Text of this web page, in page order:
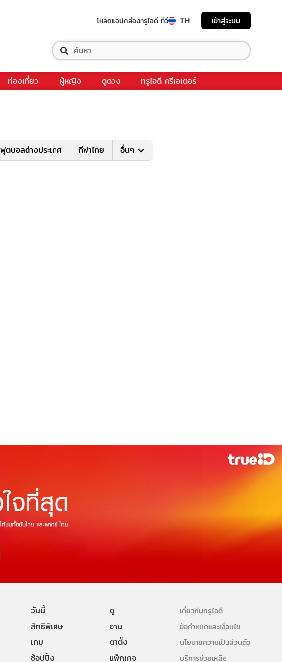
โหลดแอปกล่องทรูไอดี ทีวี TH เข้าสู่ระบบ
ท่องเที่ยว ผู้หญิง ดูดวง ทรูไอดี ครีเอเตอร์
ฟุตบอลต่างประเทศ กีฬาไทย อื่นๆ
วันนี้
ดู
สิทธิพิเศษ
อ่าน
เกม
ตาตั้ง
ช้อปปิ้ง
แพ็กเกจ
เกี่ยวกับทรูไอดี
ข้อกำหนดและเงื่อนไข
นโยบายความเป็นส่วนตัว
บริการช่วยเหลือ